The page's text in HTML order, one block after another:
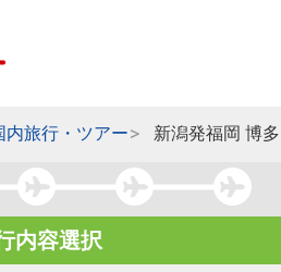
内旅行・ツアー 新潟発福岡 博
内容選択